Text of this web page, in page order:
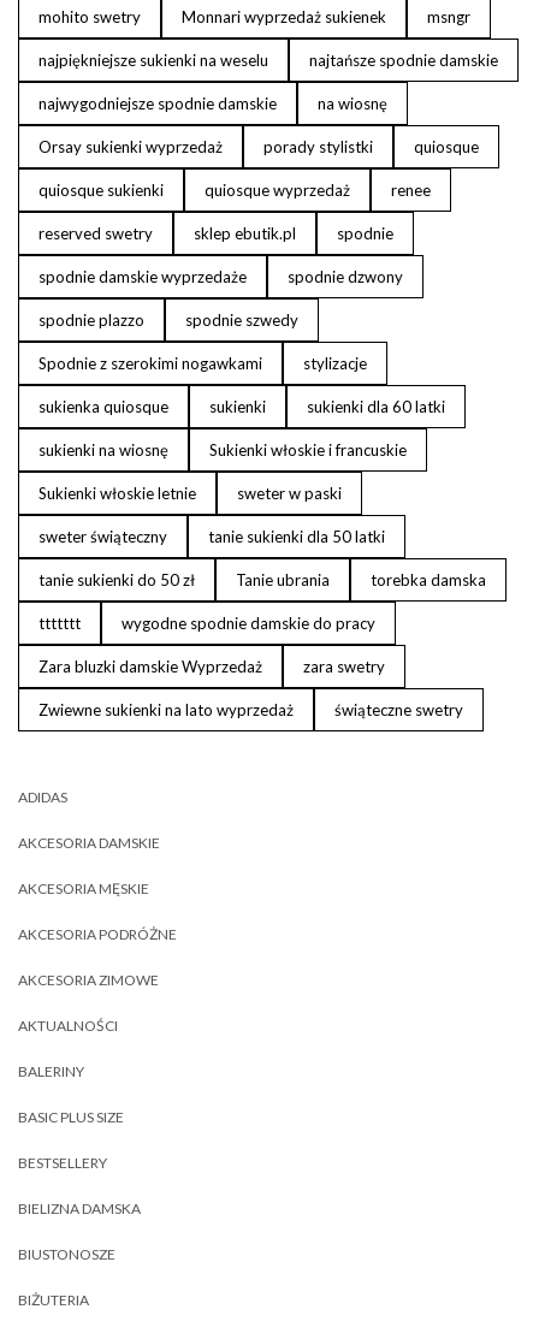
mohito swetry Monnari wyprzedaż sukienek msngr
najpiękniejsze sukienki na weselu najtańsze spodnie damskie
najwygodniejsze spodnie damskie na wiosnę
Orsay sukienki wyprzedaż porady stylistki quiosque
quiosque sukienki quiosque wyprzedaż renee
reserved swetry sklep ebutik.pl spodnie
spodnie damskie wyprzedaże spodnie dzwony
spodnie plazzo spodnie szwedy
Spodnie z szerokimi nogawkami stylizacje
sukienka quiosque sukienki sukienki dla 60 latki
sukienki na wiosnę Sukienki włoskie i francuskie
Sukienki włoskie letnie sweter w paski
sweter świąteczny tanie sukienki dla 50 latki
tanie sukienki do 50 zł Tanie ubrania torebka damska
ttttttt wygodne spodnie damskie do pracy
Zara bluzki damskie Wyprzedaż zara swetry
Zwiewne sukienki na lato wyprzedaż świąteczne swetry
ADIDAS
AKCESORIA DAMSKIE
AKCESORIA MĘSKIE
AKCESORIA PODRÓŻNE
AKCESORIA ZIMOWE
AKTUALNOŚCI
BALERINY
BASIC PLUS SIZE
BESTSELLERY
BIELIZNA DAMSKA
BIUSTONOSZE
BIŻUTERIA